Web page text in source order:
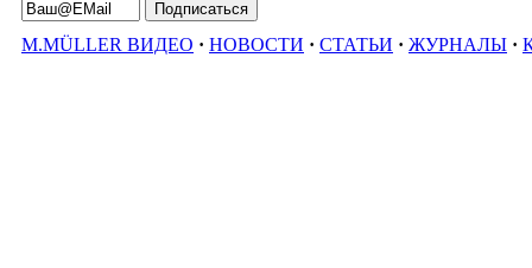
M.MÜLLER ВИДЕО · НОВОСТИ · СТАТЬИ · ЖУРНАЛЫ ·